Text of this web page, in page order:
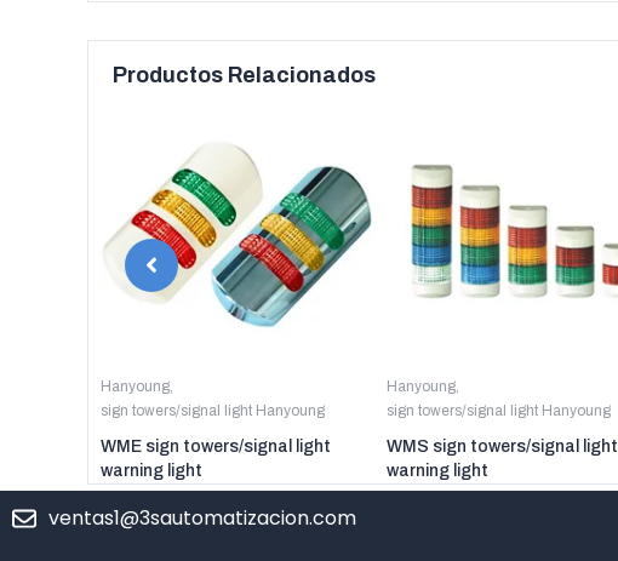
Productos Relacionados
Hanyoung,
sign towers/signal light Hanyoung
WME sign towers/signal light
warning light
Hanyoung,
sign towers/signal light Hanyoung
WMS sign towers/signal light
warning light
ventas1@3sautomatizacion.com